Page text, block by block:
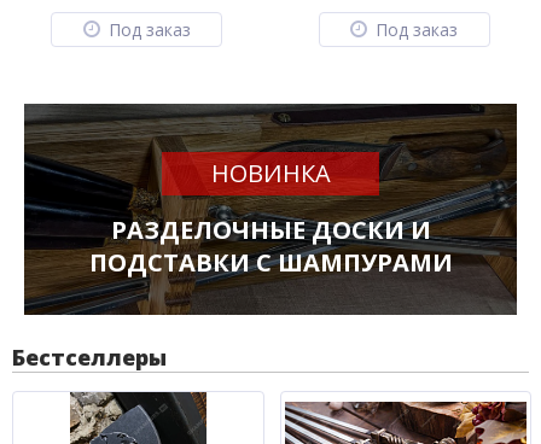
Под заказ Под заказ
НОВИНКА
РАЗДЕЛОЧНЫЕ ДОСКИ И
ПОДСТАВКИ С ШАМПУРАМИ
Бестселлеры